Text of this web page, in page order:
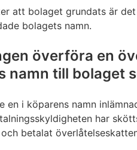
att bolaget grundats är
bolagets namn.
överföra en
namn till bolaget
en i köparens namn
har
betalat